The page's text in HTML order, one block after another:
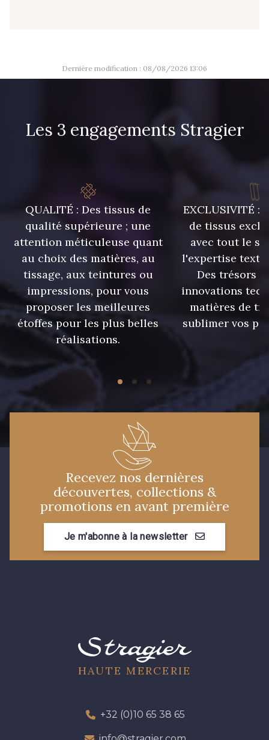
58 - Vert Emeraude
Dernière modification : 08/08/2026 13:06
Les 3 engagements Stragier
QUALITÉ : Des tissus de
qualité supérieure ; une
attention méticuleuse quant
au choix des matières, au
tissage, aux teintures ou
impressions, pour vous
proposer les meilleures
étoffes pour les plus belles
réalisations.
EXCLUSIVITÉ :
de tissus
avec tout le
l'expertise
Des trésors
innovations
matières de
sublimer vos
Recevez nos dernières
découvertes, collections &
promotions en avant première
Je m'abonne à la newsletter
HAUTE MERCERIE
+32 (0)10 65 38 65